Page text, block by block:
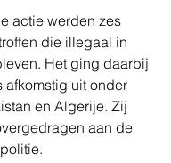
actie werden zes
die illegaal in
Het ging daarbij
afkomstig uit onder
en Algerije. Zij
aan de